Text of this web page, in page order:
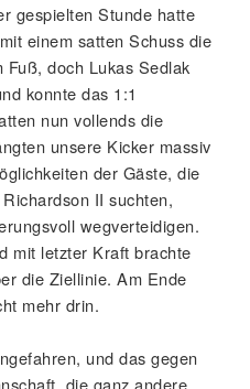
gespielten Stunde hatte
einem satten Schuss die
doch Lukas Sedlak
konnte das 1:1
nun vollends die
unsere Kicker massiv
der Gäste, die
II suchten,
wegverteidigen.
mit letzter Kraft brachte
die Ziellinie. Am Ende
mehr drin.
und das gegen
die ganz andere